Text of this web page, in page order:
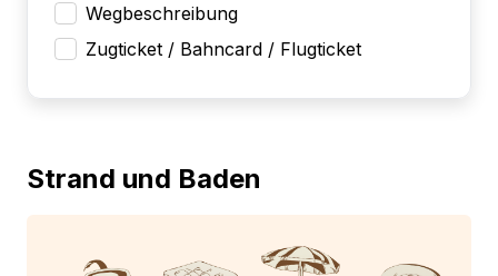
Wegbeschreibung
Zugticket / Bahncard / Flugticket
Strand und Baden